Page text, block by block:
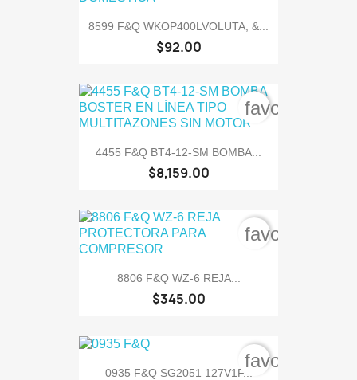
8599 F&Q WKOP400LVOLUTA, &...
$92.00
4455 F&Q BT4-12-SM BOMBA...
$8,159.00
8806 F&Q WZ-6 REJA...
$345.00
0935 F&Q SG2051 127V1F...